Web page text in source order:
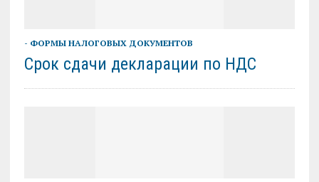
- ФОРМЫ НАЛОГОВЫХ ДОКУМЕНТОВ
Срок сдачи декларации по НДС